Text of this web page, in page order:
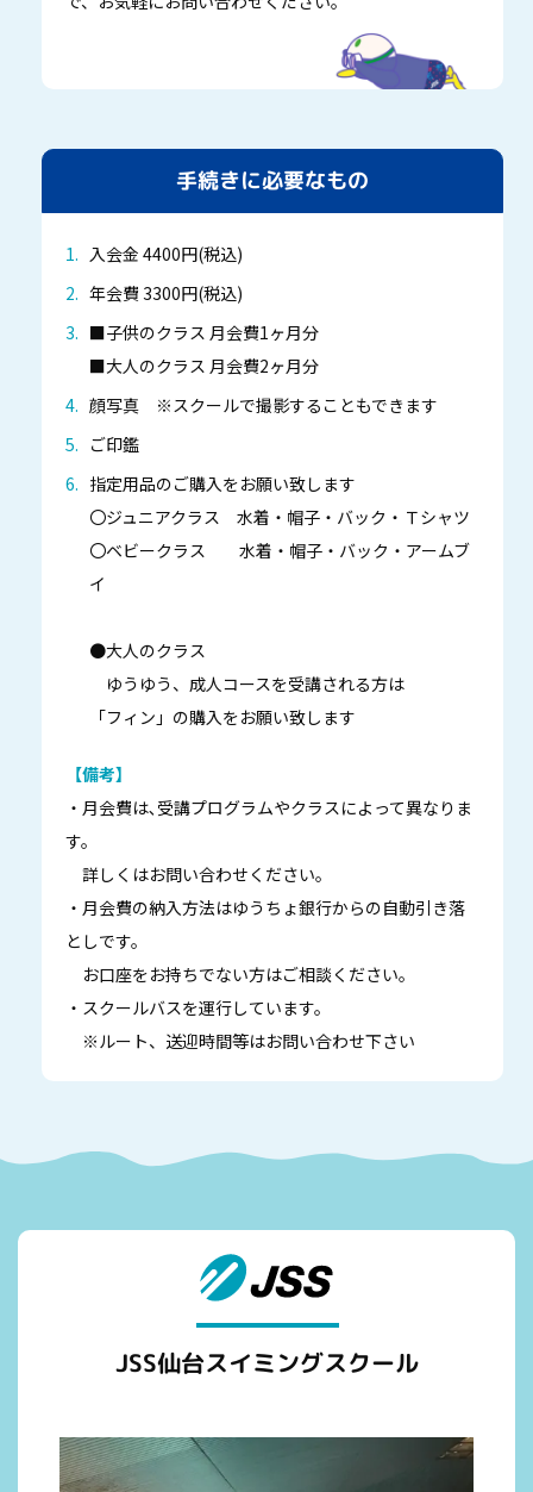
手続きに必要なもの
入会金 4400円(税込)
年会費 3300円(税込)
■子供のクラス 月会費1ヶ月分
■大人のクラス 月会費2ヶ月分
顔写真 ※スクールで撮影することもできます
ご印鑑
指定用品のご購入をお願い致します
〇ジュニアクラス 水着・帽子・バック・Ｔシャツ
〇ベビークラス 水着・帽子・バック・アームブ
イ
●大人のクラス
ゆうゆう、成人コースを受講される方は
「フィン」の購入をお願い致します
【備考】
・月会費は､受講プログラムやクラスによって異なりま
す。
詳しくはお問い合わせください。
・月会費の納入方法はゆうちょ銀行からの自動引き落
としです。
お口座をお持ちでない方はご相談ください。
・スクールバスを運行しています。
※ルート、送迎時間等はお問い合わせ下さい
JSS仙台スイミングスクール